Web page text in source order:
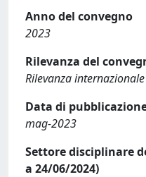
Anno del convegno
2023
Rilevanza del
Rilevanza internazionale
Data di
mag-2023
Settore disciplinare
a 24/06/2024)